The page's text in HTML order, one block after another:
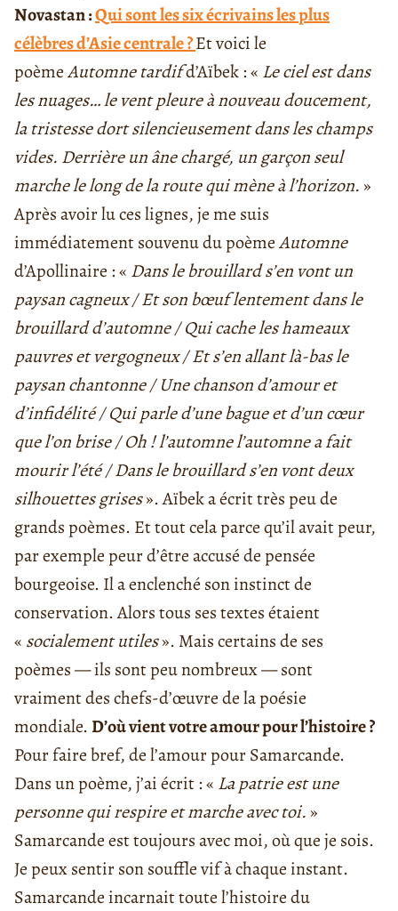
Novastan :Qui sont les six écrivains les plus
célèbres d’Asie centrale ?Et voici le
poèmeAutomne tardifd’Aïbek : « Le ciel est dans
les nuages… le vent pleure à nouveau doucement,
la tristesse dort silencieusement dans les champs
vides. Derrière un âne chargé, un garçon seul
marche le long de la route qui mène à l’horizon. »
Après avoir lu ces lignes, je me suis
immédiatement souvenu du poèmeAutomne
d’Apollinaire : « Dans le brouillard s’en vont un
paysan cagneux / Et son bœuf lentement dans le
brouillard d’automne / Qui cache les hameaux
pauvres et vergogneux / Et s’en allant là-bas le
paysan chantonne / Une chanson d’amour et
d’infidélité / Qui parle d’une bague et d’un cœur
que l’on brise / Oh ! l’automne l’automne a fait
mourir l’été / Dans le brouillard s’en vont deux
silhouettes grises». Aïbek a écrit très peu de
grands poèmes. Et tout cela parce qu’il avait peur,
par exemple peur d’être accusé de pensée
bourgeoise. Il a enclenché son instinct de
conservation. Alors tous ses textes étaient
« socialement utiles». Mais certains de ses
poèmes — ils sont peu nombreux — sont
vraiment des chefs-d’œuvre de la poésie
mondiale.D’où vient votre amour pour l’histoire ?
Pour faire bref, de l’amour pour Samarcande.
Dans un poème, j’ai écrit : « La patrie est une
personne qui respire et marche avec toi. »
Samarcande est toujours avec moi, où que je sois.
Je peux sentir son souffle vif à chaque instant.
Samarcande incarnait toute l’histoire du